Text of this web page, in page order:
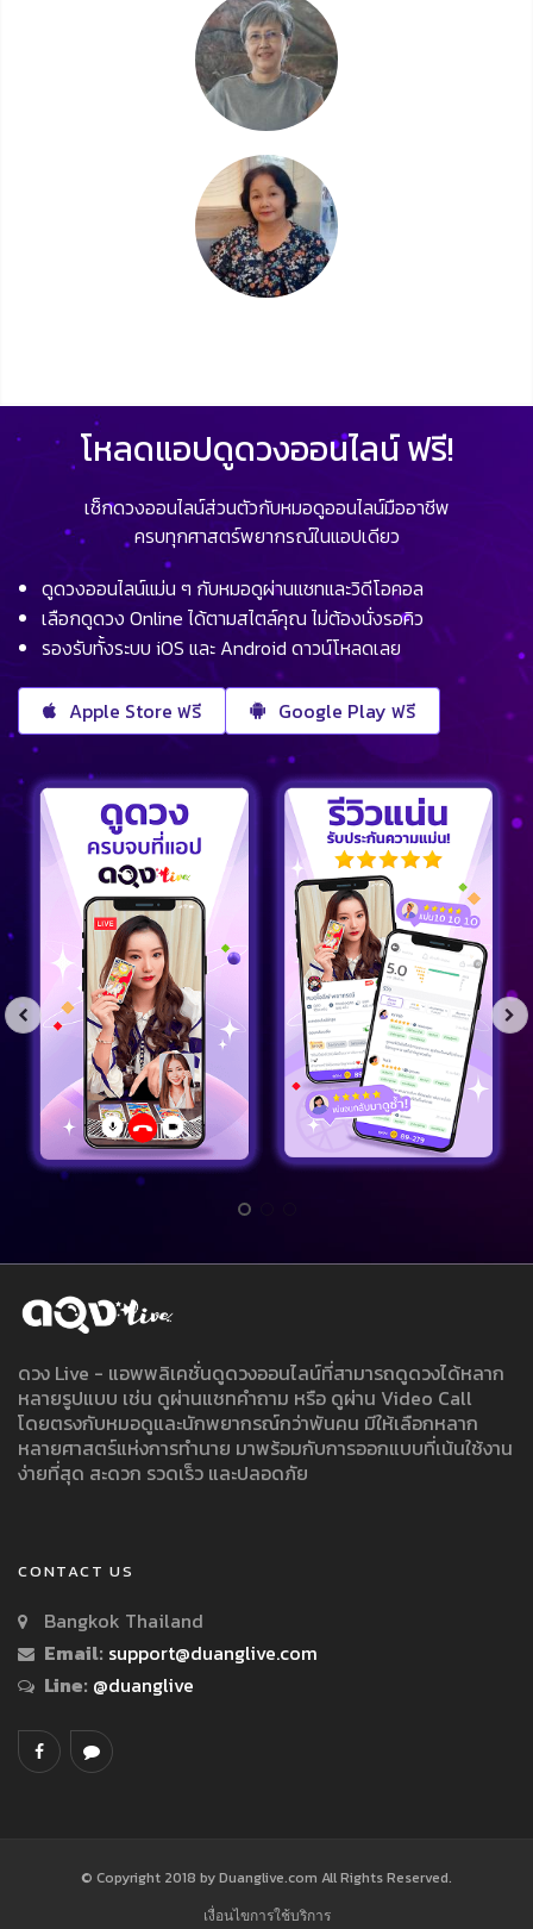
โหลดแอปดูดวงออนไลน์ ฟรี!
เช็กดวงออนไลน์ส่วนตัวกับหมอดูออนไลน์มืออาชีพ
ครบทุกศาสตร์พยากรณ์ในแอปเดียว
ดูดวงออนไลน์แม่น ๆ กับหมอดูผ่านแชทและวิดีโอคอล
เลือกดูดวง Online ได้ตามสไตล์คุณ ไม่ต้องนั่งรอคิว
รองรับทั้งระบบ iOS และ Android ดาวน์โหลดเลย
Apple Store ฟรี Google Play ฟรี
ดวง Live - แอพพลิเคชั่นดูดวงออนไลน์ที่สามารถดูดวงได้หลาก
หลายรูปแบบ เช่น ดูผ่านแชทคำถาม หรือ ดูผ่าน Video Call
โดยตรงกับหมอดูและนักพยากรณ์กว่าพันคน มีให้เลือกหลาก
หลายศาสตร์แห่งการทำนาย มาพร้อมกับการออกแบบที่เน้นใช้งาน
ง่ายที่สุด สะดวก รวดเร็ว และปลอดภัย
CONTACT US
Bangkok Thailand
Email: support@duanglive.com
Line: @duanglive
© Copyright 2018 by Duanglive.com All Rights Reserved.
เงื่อนไขการใช้บริการ